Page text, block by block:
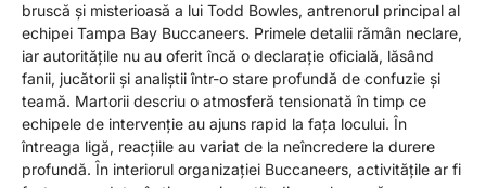
bruscă și misterioasă a lui Todd Bowles, antrenorul principal al
echipei Tampa Bay Buccaneers. Primele detalii rămân neclare,
iar autoritățile nu au oferit încă o declarație oficială, lăsând
fanii, jucătorii și analiștii într-o stare profundă de confuzie și
teamă. Martorii descriu o atmosferă tensionată în timp ce
echipele de intervenție au ajuns rapid la fața locului. În
întreaga ligă, reacțiile au variat de la neîncredere la durere
profundă. În interiorul organizației Buccaneers, activitățile ar fi